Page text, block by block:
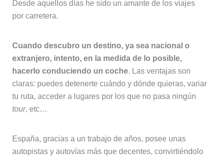
Desde aquellos días he sido un amante de los viajes
por carretera.
Cuando descubro un destino, ya sea nacional o
extranjero, intento, en la medida de lo posible,
hacerlo conduciendo un coche. Las ventajas son
claras: puedes detenerte cuándo y dónde quieras, variar
tu ruta, acceder a lugares por los que no pasa ningún
tour, etc…
España, gracias a un trabajo de años, posee unas
autopistas y autovías más que decentes, convirtiéndolo